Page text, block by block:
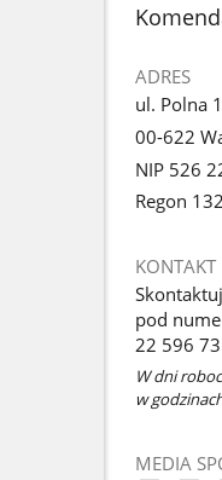
stopka
ADRES
ul. Polna 1
00-622
NIP 526
Regon
KONTAKT
pod
22 596
W dni
w
MEDIA